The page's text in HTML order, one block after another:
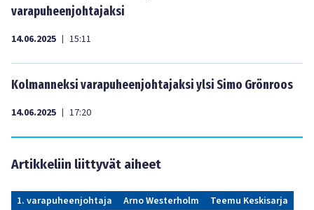
varapuheenjohtajaksi
14.06.2025 | 15:11
Kolmanneksi varapuheenjohtajaksi ylsi Simo Grönroos
14.06.2025 | 17:20
Artikkeliin liittyvät aiheet
1. varapuheenjohtaja Arno Westerholm
Teemu Keskisarja